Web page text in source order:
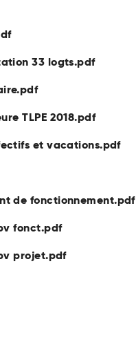
33 logts.pdf
TLPE 2018.pdf
et vacations.pdf
de fonctionnement.pdf
fonct.pdf
projet.pdf